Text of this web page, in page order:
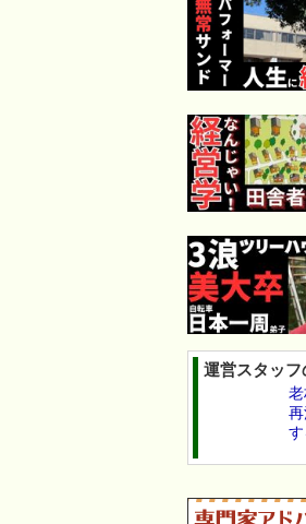
運営スタッフ
す